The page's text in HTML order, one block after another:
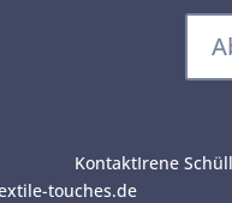
Kontakt
touches.de